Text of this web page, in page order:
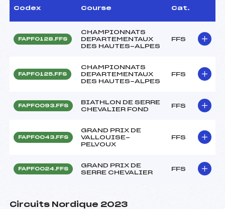
Codex Course Cat.
FAPF0128.FFS
CHAMPIONNATS
DEPARTEMENTAUX
DES HAUTES-ALPES
FFS
FAPF0125.FFS
CHAMPIONNATS
DEPARTEMENTAUX
DES HAUTES-ALPES
FFS
FAPF0093.FFS
BIATHLON DE SERRE
CHEVALIER FOND
FFS
FAPF0043.FFS
GRAND PRIX DE
VALLOUISE-
PELVOUX
FFS
FAPF0024.FFS
GRAND PRIX DE
SERRE CHEVALIER
FFS
Circuits Nordique 2023